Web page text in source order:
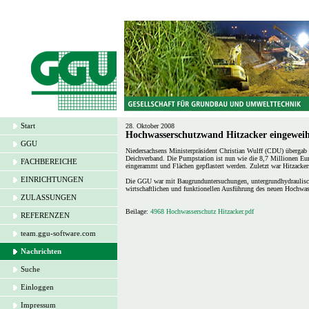
Start
GGU
FACHBEREICHE
EINRICHTUNGEN
ZULASSUNGEN
REFERENZEN
team.ggu-software.com
Nachrichten
Suche
Einloggen
Impressum
28. Oktober 2008
Hochwasserschutzwand Hitzacker
Niedersachsens Ministerpräsident Christian Wulff (CDU)
Deichverband. Die Pumpstation ist nun wie die 8,7 Millionen
eingerammt und Flächen gepflastert werden. Zuletzt war
Die GGU war mit Baugrunduntersuchungen,
wirtschaftlichen und funktionellen Ausführung des neuen
Beilage: 4968 Hochwasserschutz Hitzacker.pdf